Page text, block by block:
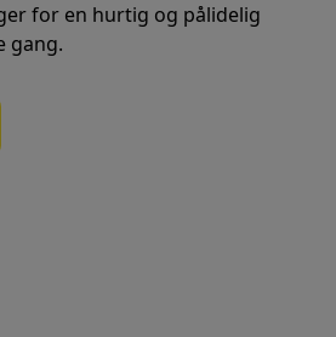
for en hurtig og pålidelig
gang.